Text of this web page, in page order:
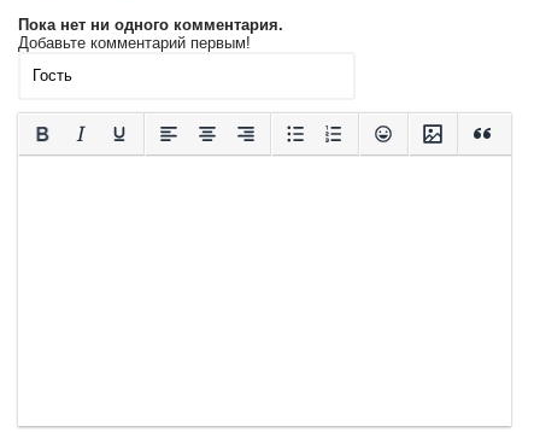
Пока нет ни одного комментария.
Добавьте комментарий первым!